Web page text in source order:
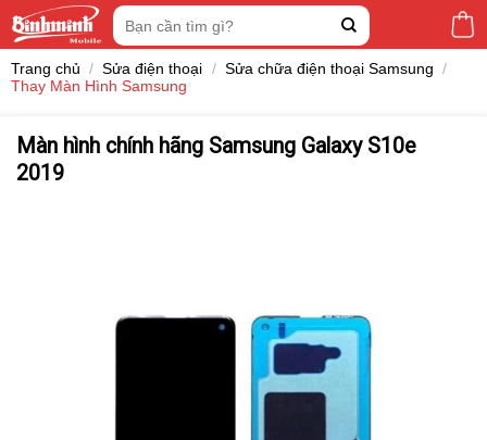
Tìm
kiếm:
Trang chủ / Sửa điện thoại / Sửa chữa điện thoại Samsung /
Thay Màn Hình Samsung
Màn hình chính hãng Samsung Galaxy S10e
2019